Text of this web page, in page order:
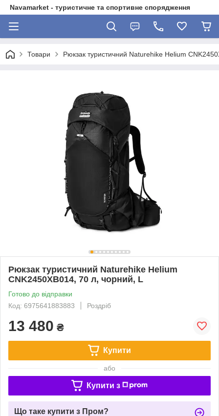
Navamarket - туристичне та спортивне спорядження
Товари Рюкзак туристичний Naturehike Helium
Рюкзак туристичний Naturehike Helium
CNK2450XB014, 70 л, чорний, L
Готово до відправки
Код: 6975641883883
Роздріб
13 480 ₴
Купити
або
Купити з
Що таке купити з Пром?